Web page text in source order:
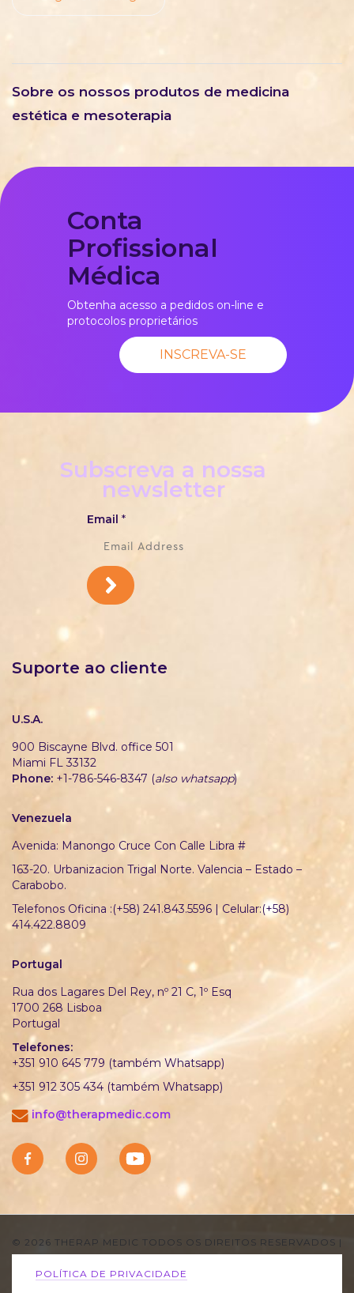
Sobre os nossos produtos de medicina
estética e mesoterapia
Conta
Profissional
Médica
Obtenha acesso a pedidos on-line e
protocolos proprietários
INSCREVA-SE
Subscreva a nossa
newsletter
Email *
Suporte ao cliente
U.S.A.
900 Biscayne Blvd. office 501
Miami FL 33132
Phone: +1-786-546-8347 (also whatsapp)
Venezuela
Avenida: Manongo Cruce Con Calle Libra #
163-20. Urbanizacion Trigal Norte. Valencia – Estado –
Carabobo.
Telefonos Oficina :(+58) 241.843.5596 | Celular:(+58)
414.422.8809
Portugal
Rua dos Lagares Del Rey, nº 21 C, 1º Esq
1700 268 Lisboa
Portugal
Telefones:
+351 910 645 779 (também Whatsapp)
+351 912 305 434 (também Whatsapp)
info@therapmedic.com
© 2026 THERAP MEDIC TODOS OS DIREITOS RESERVADOS |
POLÍTICA DE PRIVACIDADE